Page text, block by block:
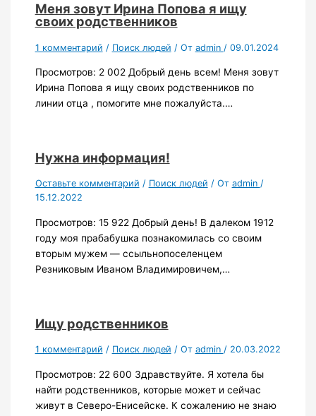
Меня зовут Ирина Попова я ищу
своих родственников
1 комментарий / Поиск людей / От admin / 09.01.2024
Просмотров: 2 002 Добрый день всем! Меня зовут
Ирина Попова я ищу своих родственников по
линии отца , помогите мне пожалуйста.…
Нужна информация!
Оставьте комментарий / Поиск людей / От admin /
15.12.2022
Просмотров: 15 922 Добрый день! В далеком 1912
году моя прабабушка познакомилась со своим
вторым мужем — ссыльнопоселенцем
Резниковым Иваном Владимировичем,…
Ищу родственников
1 комментарий / Поиск людей / От admin / 20.03.2022
Просмотров: 22 600 Здравствуйте. Я хотела бы
найти родственников, которые может и сейчас
живут в Северо-Енисейске. К сожалению не знаю